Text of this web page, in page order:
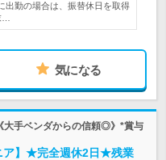
出勤の場合は、振替休日を取得
気になる
大手ベンダからの信頼◎》*賞与
ア】★完全週休2日★残業